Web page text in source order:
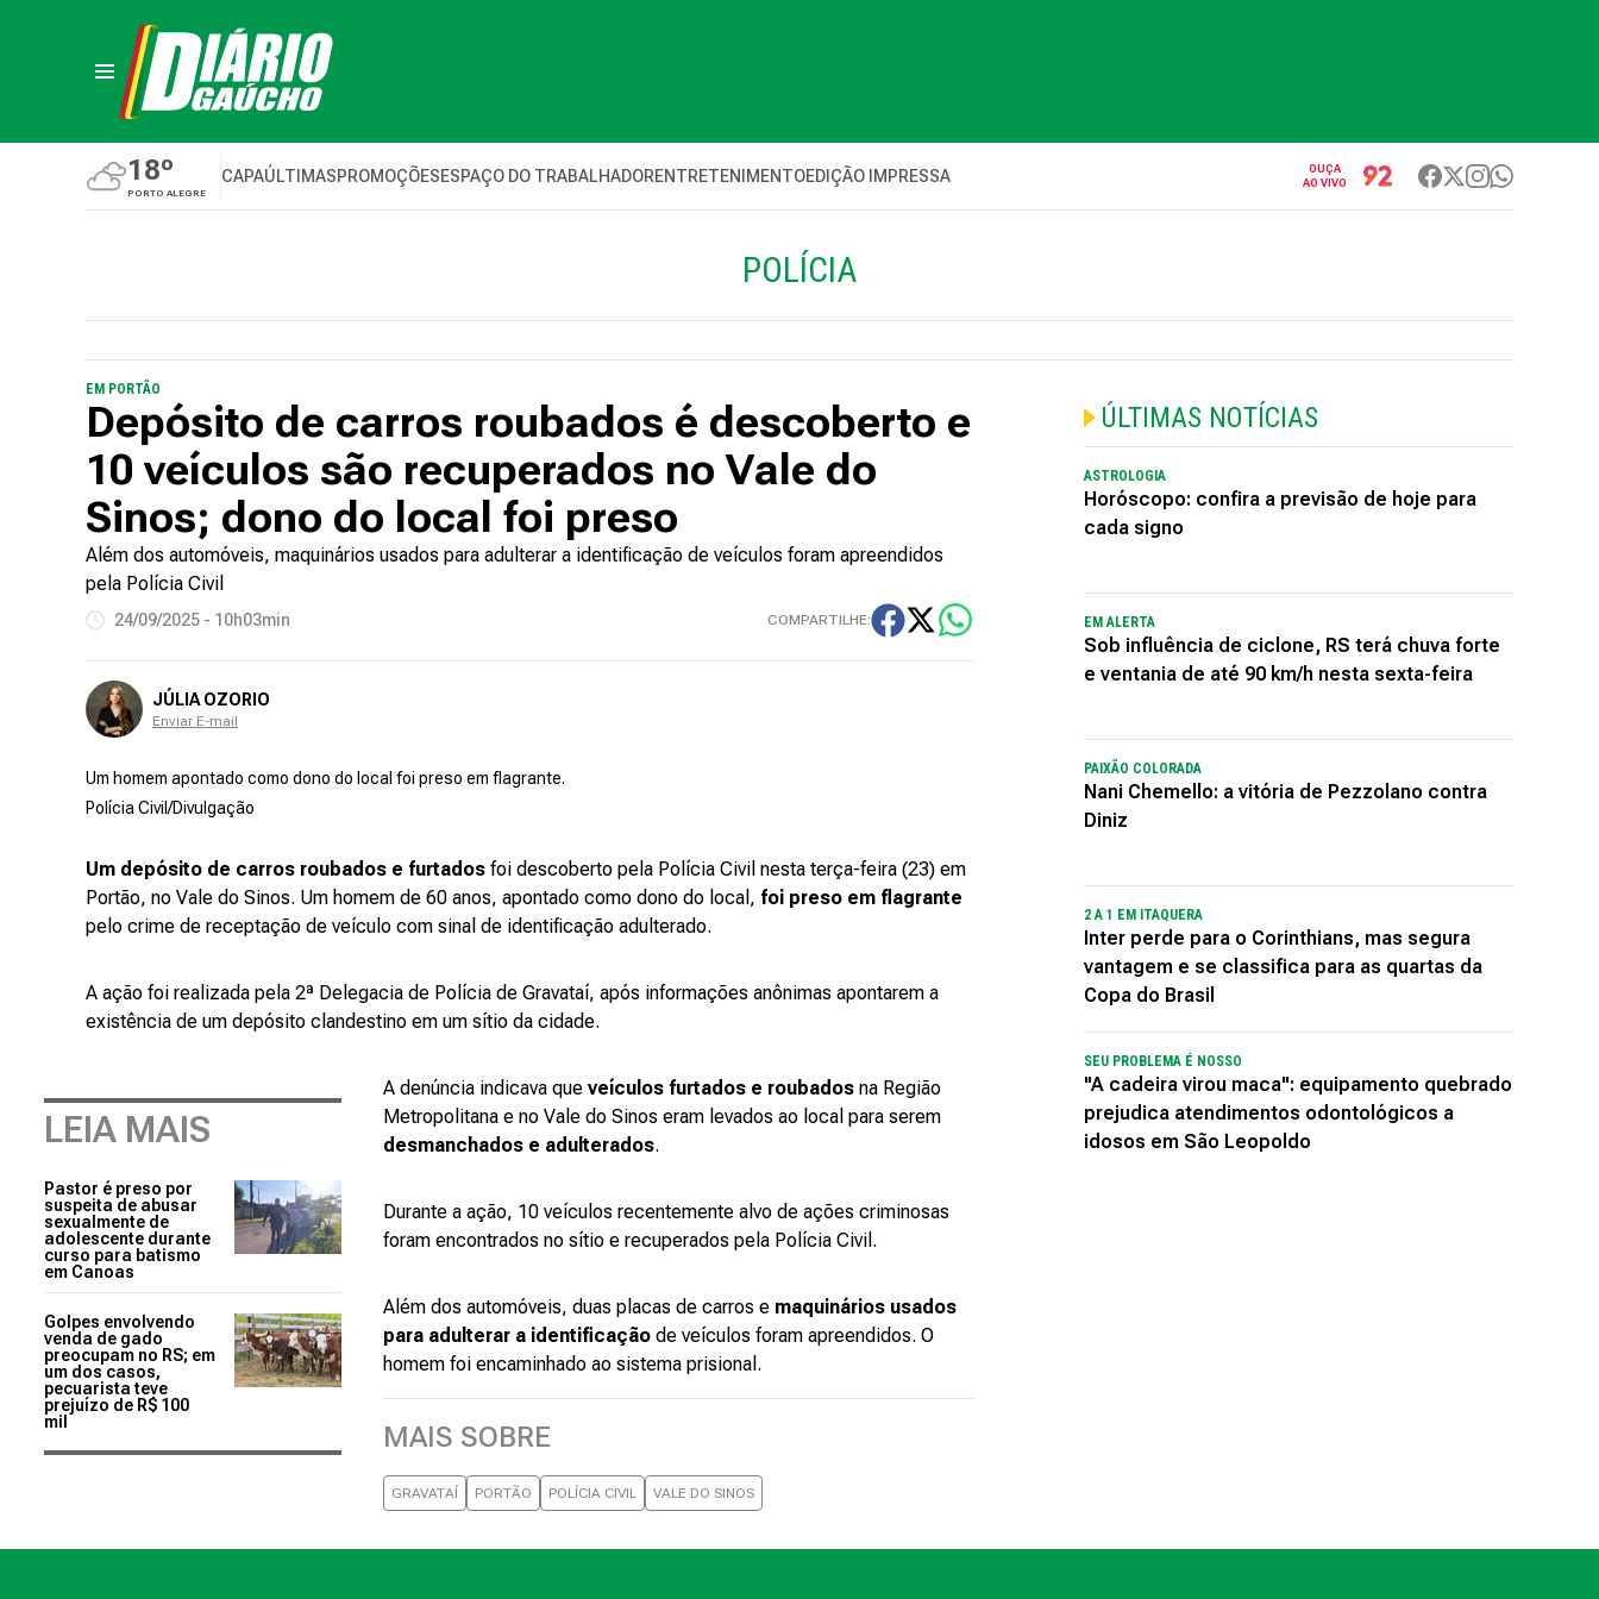
18º
PORTO ALEGRE
CAPAÚLTIMASPROMOÇÕESESPAÇO DO TRABALHADORENTRETENIMENTOEDIÇÃO IMPRESSA
OUÇA
AO VIVO
POLÍCIA
EM PORTÃO
Depósito de carros roubados é descoberto e
10 veículos são recuperados no Vale do
Sinos; dono do local foi preso
Além dos automóveis, maquinários usados para adulterar a identificação de veículos foram apreendidos
pela Polícia Civil
24/09/2025 - 10h03min COMPARTILHE:
JÚLIA OZORIO
Enviar E-mail
Um homem apontado como dono do local foi preso em flagrante.
Polícia Civil/Divulgação
Um depósito de carros roubados e furtados foi descoberto pela Polícia Civil nesta terça-feira (23) em
Portão, no Vale do Sinos. Um homem de 60 anos, apontado como dono do local, foi preso em flagrante
pelo crime de receptação de veículo com sinal de identificação adulterado.
A ação foi realizada pela 2ª Delegacia de Polícia de Gravataí, após informações anônimas apontarem a
existência de um depósito clandestino em um sítio da cidade.
LEIA MAIS
Pastor é preso por
suspeita de abusar
sexualmente de
adolescente durante
curso para batismo
em Canoas
Golpes envolvendo
venda de gado
preocupam no RS; em
um dos casos,
pecuarista teve
prejuízo de R$ 100
mil
A denúncia indicava que veículos furtados e roubados na Região
Metropolitana e no Vale do Sinos eram levados ao local para serem
desmanchados e adulterados.
Durante a ação, 10 veículos recentemente alvo de ações criminosas
foram encontrados no sítio e recuperados pela Polícia Civil.
Além dos automóveis, duas placas de carros e maquinários usados
para adulterar a identificação de veículos foram apreendidos. O
homem foi encaminhado ao sistema prisional.
MAIS SOBRE
GRAVATAÍ PORTÃO POLÍCIA CIVIL VALE DO SINOS
ÚLTIMAS NOTÍCIAS
ASTROLOGIA
Horóscopo: confira a previsão de hoje para
cada signo
EM ALERTA
Sob influência de ciclone, RS terá chuva forte
e ventania de até 90 km/h nesta sexta-feira
PAIXÃO COLORADA
Nani Chemello: a vitória de Pezzolano contra
Diniz
2 A 1 EM ITAQUERA
Inter perde para o Corinthians, mas segura
vantagem e se classifica para as quartas da
Copa do Brasil
SEU PROBLEMA É NOSSO
"A cadeira virou maca": equipamento quebrado
prejudica atendimentos odontológicos a
idosos em São Leopoldo